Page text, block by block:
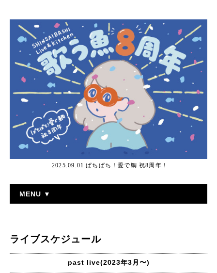
2025.09.01 ぱちぱち！愛で鯛 祝8周年！
MENU ▼
ライブスケジュール
past live(2023年3月〜)